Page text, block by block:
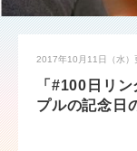
2017年10月11日（水）
「#100日リ
プルの記念日